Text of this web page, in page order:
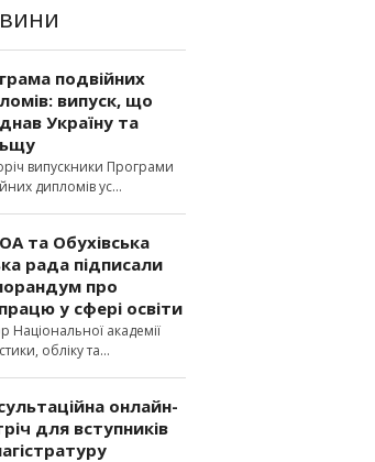
подвійних
випуск, що
Україну та
випускники Програми
дипломів ус
та Обухівська
рада підписали
про
у сфері освіти
Національної академії
обліку та
онлайн-
для вступників